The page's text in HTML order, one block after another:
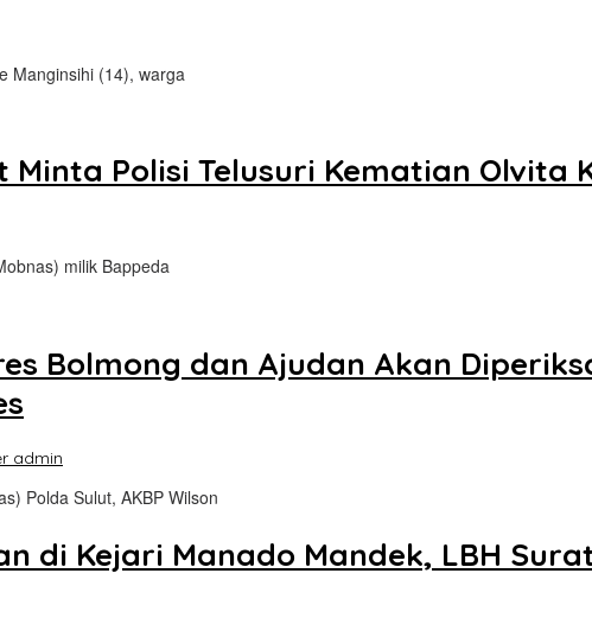
Manginsihi (14), warga
Polisi Telusuri Kematian Olvita
milik Bappeda
Bolmong dan Ajudan Akan
admin
Polda Sulut, AKBP Wilson
di Kejari Manado Mandek, LBH